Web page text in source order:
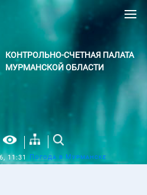
КОНТРОЛЬНО-СЧЕТНАЯ ПАЛАТА
МУРМАНСКОЙ ОБЛАСТИ
11:31 Погода в Мурманске